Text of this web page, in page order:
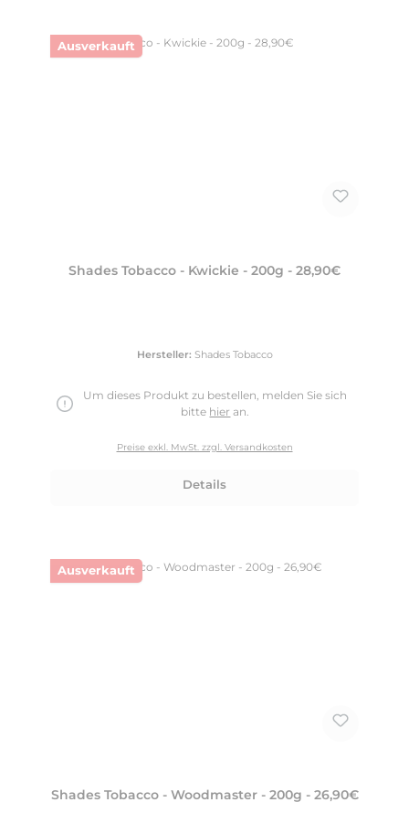
Ausverkauft
Shades Tobacco - Kwickie - 200g - 28,90€
Hersteller: Shades Tobacco
Um dieses Produkt zu bestellen, melden Sie sich
bitte hier an.
Preise exkl. MwSt. zzgl. Versandkosten
Details
Ausverkauft
Shades Tobacco - Woodmaster - 200g - 26,90€